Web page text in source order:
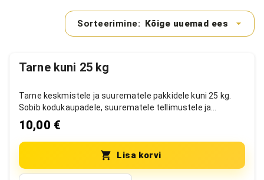
Sorteerimine: Kõige uuemad ees
Tarne kuni 25 kg
Tarne keskmistele ja suurematele pakkidele kuni 25 kg.
Sobib kodukaupadele, suurematele tellimustele ja
mahukamatele toodetele.
10,00 €
Lisa korvi